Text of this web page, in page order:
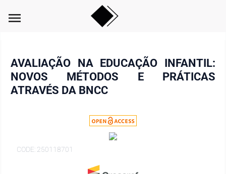
menu
AVALIAÇÃO NA EDUCAÇÃO INFANTIL:
NOVOS MÉTODOS E PRÁTICAS
ATRAVÉS DA BNCC
CODE: 250118701